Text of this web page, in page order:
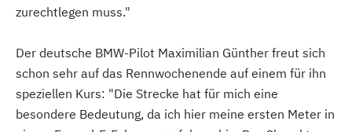
zurechtlegen muss."
Der deutsche BMW-Pilot Maximilian Günther freut sich
schon sehr auf das Rennwochenende auf einem für ihn
speziellen Kurs: "Die Strecke hat für mich eine
besondere Bedeutung, da ich hier meine ersten Meter in